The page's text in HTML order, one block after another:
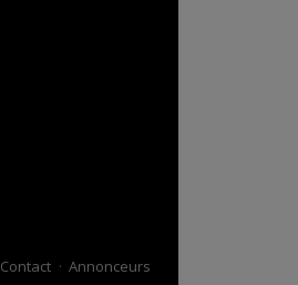
Contact Annonceurs